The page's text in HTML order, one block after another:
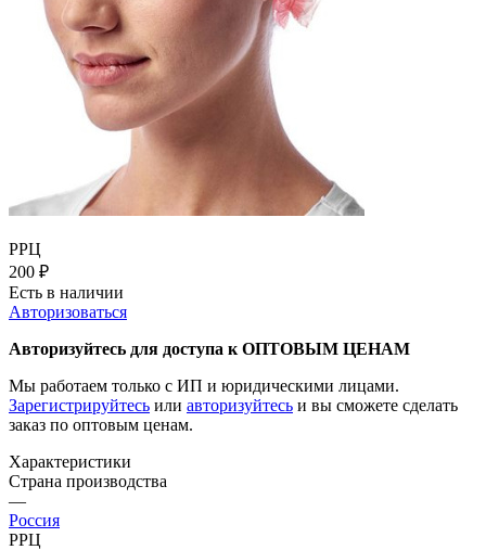
РРЦ
200 ₽
Есть в наличии
Авторизоваться
Авторизуйтесь для доступа к ОПТОВЫМ ЦЕНАМ
Мы работаем только с ИП и юридическими лицами.
Зарегистрируйтесь или авторизуйтесь и вы сможете сделать
заказ по оптовым ценам.
Характеристики
Страна производства
—
Россия
РРЦ